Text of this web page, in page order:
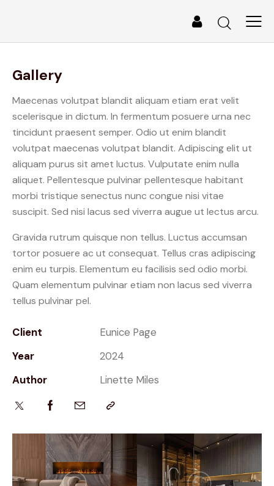
Gallery
Maecenas volutpat blandit aliquam etiam erat velit
scelerisque in dictum. In fermentum posuere urna nec
tincidunt praesent semper. Odio ut enim blandit
volutpat maecenas volutpat blandit. Adipiscing elit ut
aliquam purus sit amet luctus. Vulputate enim nulla
aliquet. Pellentesque pulvinar pellentesque habitant
morbi tristique senectus nunc congue nisi vitae
suscipit. Sed nisi lacus sed viverra augue ut lectus arcu.
Gravida rutrum quisque non tellus. Luctus accumsan
tortor posuere ac ut consequat. Tellus cras adipiscing
enim eu turpis. Elementum eu facilisis sed odio morbi.
Quam elementum pulvinar etiam non lacus sed viverra
tellus pulvinar pel.
Client
Eunice Page
Year
2024
Author
Linette Miles